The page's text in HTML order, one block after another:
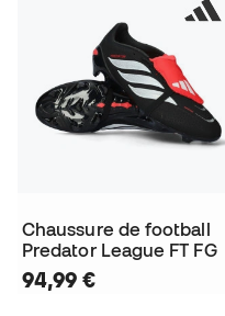
Chaussure de football
Predator League FT FG
94,99 €